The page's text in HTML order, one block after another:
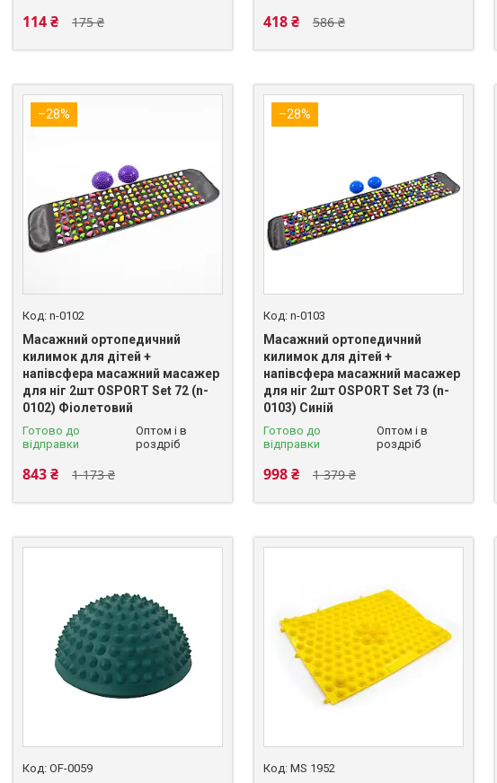
175 ₴
114 ₴ 586 ₴
418 ₴
–28%
n-0102
Масажний ортопедичний
килимок для дітей +
напівсфера масажний масажер
для ніг 2шт OSPORT Set 72 (n-
0102) Фіолетовий
Готово до
відправки
Оптом і в
роздріб
1 173 ₴
843 ₴
–28%
n-0103
Масажний ортопедичний
килимок для дітей +
напівсфера масажний масажер
для ніг 2шт OSPORT Set 73 (n-
0103) Синій
Готово до
відправки
Оптом і в
роздріб
1 379 ₴
998 ₴
OF-0059 MS 1952